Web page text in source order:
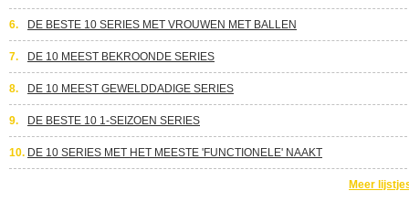
6. DE BESTE 10 SERIES MET VROUWEN MET BALLEN
7. DE 10 MEEST BEKROONDE SERIES
8. DE 10 MEEST GEWELDDADIGE SERIES
9. DE BESTE 10 1-SEIZOEN SERIES
10. DE 10 SERIES MET HET MEESTE 'FUNCTIONELE' NAAKT
Meer